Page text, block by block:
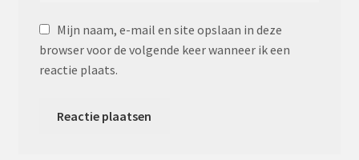
Mijn naam, e-mail en site opslaan in deze
browser voor de volgende keer wanneer ik een
reactie plaats.